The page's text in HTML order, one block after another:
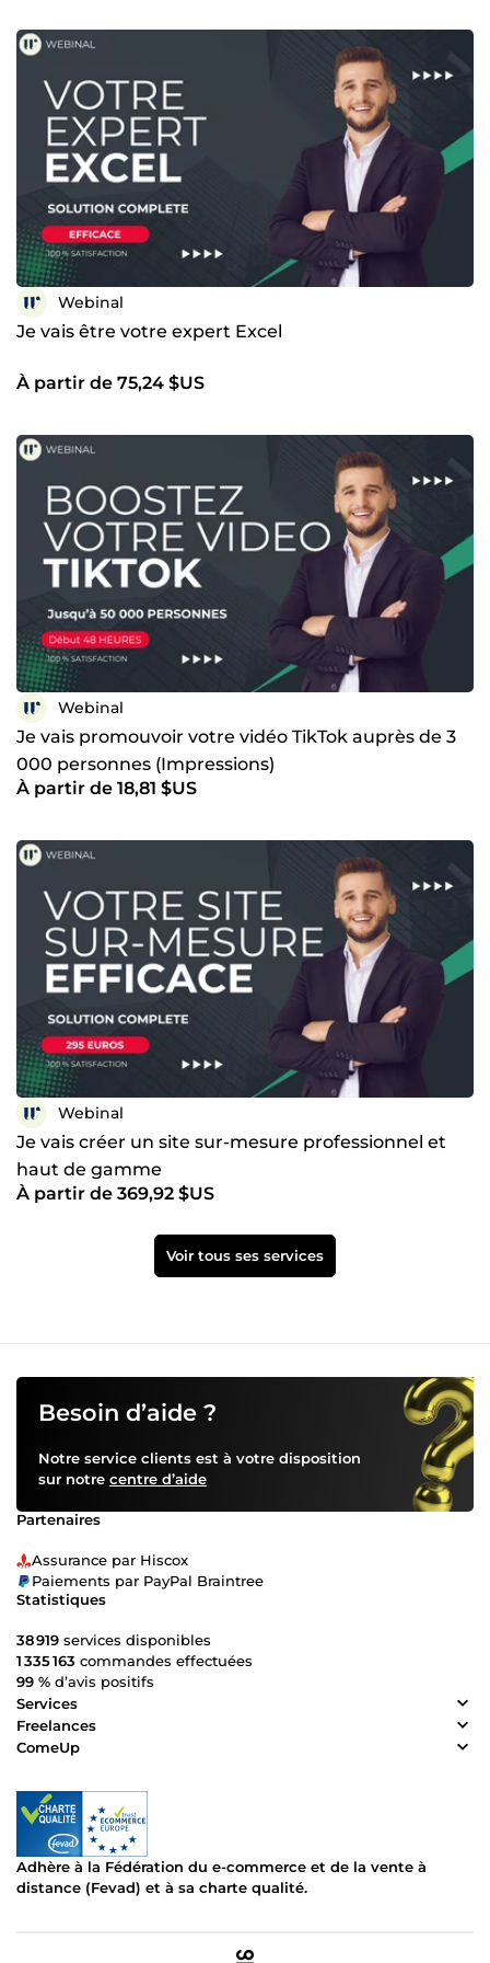
Query, etc.) No-code / low-code (AppSheet Google et
autres) Analyse des besoins et conception fonctionnelle
Structuration de processus &amp; amélioration continue
Google Ads (tracking, conversion, optimisation) 🤝 Pourquoi
travailler avec moi ? Un seul interlocuteur du brief jusqu’à
la livraison Des solutions taillées sur mesure, jamais
génériques Une réelle compréhension des enjeux
business Communication claire, transparente et
professionnelle Accompagnement sincère : je vous
conseille même avant que vous commandiez Votre besoin
n’est ni « trop spécifique » ni « trop complexe ». S’il y a un
objectif clair, il existe une solution digitale adaptée.
Webinal
Je vais être votre expert Excel
À partir de 75,24 $US
Webinal
Je vais promouvoir votre vidéo TikTok auprès de 3
000 personnes (Impressions)
À partir de 18,81 $US
Webinal
Je vais créer un site sur-mesure professionnel et
haut de gamme
À partir de 369,92 $US
Voir tous ses services
Besoin d’aide ?
Notre service clients est à votre disposition
sur notre centre d’aide
Partenaires
Assurance par Hiscox
Paiements par PayPal Braintree
Statistiques
38 919 services disponibles
1 335 163 commandes effectuées
99 % d’avis positifs
Services
Freelances
ComeUp
Adhère à la Fédération du e-commerce et de la vente à
distance (Fevad) et à sa charte qualité.